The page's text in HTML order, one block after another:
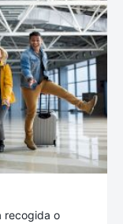
recogida o